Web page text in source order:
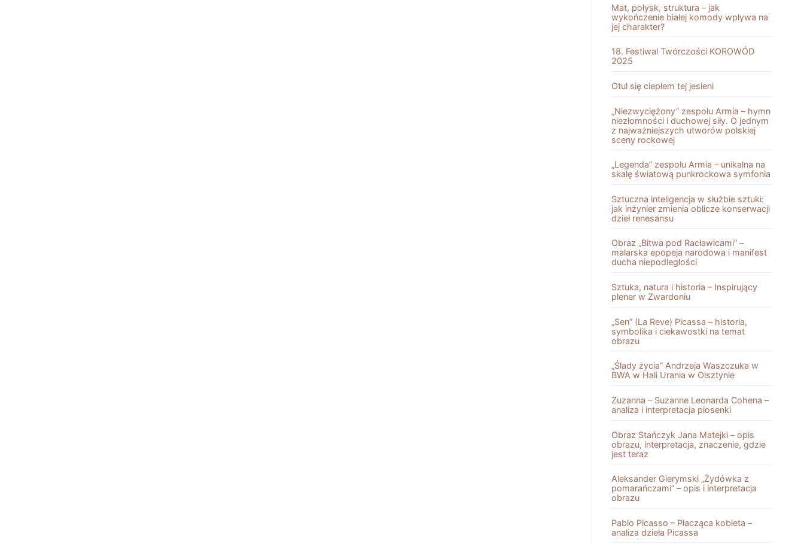
Mat, połysk, struktura – jak
wykończenie białej komody wpływa na
jej charakter?
18. Festiwal Twórczości KOROWÓD
2025
Otul się ciepłem tej jesieni
„Niezwyciężony” zespołu Armia – hymn
niezłomności i duchowej siły. O jednym
z najważniejszych utworów polskiej
sceny rockowej
„Legenda” zespołu Armia – unikalna na
skalę światową punkrockowa symfonia
Sztuczna inteligencja w służbie sztuki:
jak inżynier zmienia oblicze konserwacji
dzieł renesansu
Obraz „Bitwa pod Racławicami” –
malarska epopeja narodowa i manifest
ducha niepodległości
Sztuka, natura i historia – Inspirujący
plener w Zwardoniu
„Sen” (La Reve) Picassa – historia,
symbolika i ciekawostki na temat
obrazu
„Ślady życia” Andrzeja Waszczuka w
BWA w Hali Urania w Olsztynie
Zuzanna – Suzanne Leonarda Cohena –
analiza i interpretacja piosenki
Obraz Stańczyk Jana Matejki – opis
obrazu, interpretacja, znaczenie, gdzie
jest teraz
Aleksander Gierymski „Żydówka z
pomarańczami” – opis i interpretacja
obrazu
Pablo Picasso – Płacząca kobieta –
analiza dzieła Picassa